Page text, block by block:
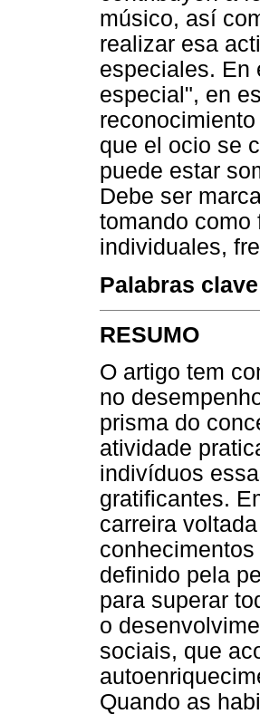
músico, así
realizar esa
especiales. En
especial", en
que el ocio se
puede estar
Debe ser
tomando como
individuales,
Palabras clave
RESUMO
O artigo tem
no
prisma do
atividade
indivíduos
gratificantes.
carreira
definido pela
para superar
o
sociais, que
Quando as